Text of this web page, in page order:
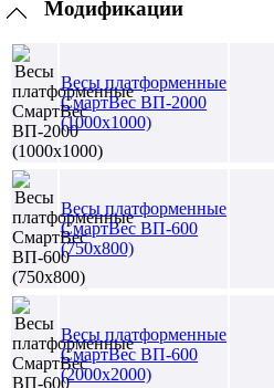
Модификации
Весы платформенные
СмартВес ВП-2000
(1000x1000)
Весы платформенные
СмартВес ВП-600
(750x800)
Весы платформенные
СмартВес ВП-600
(2000x2000)